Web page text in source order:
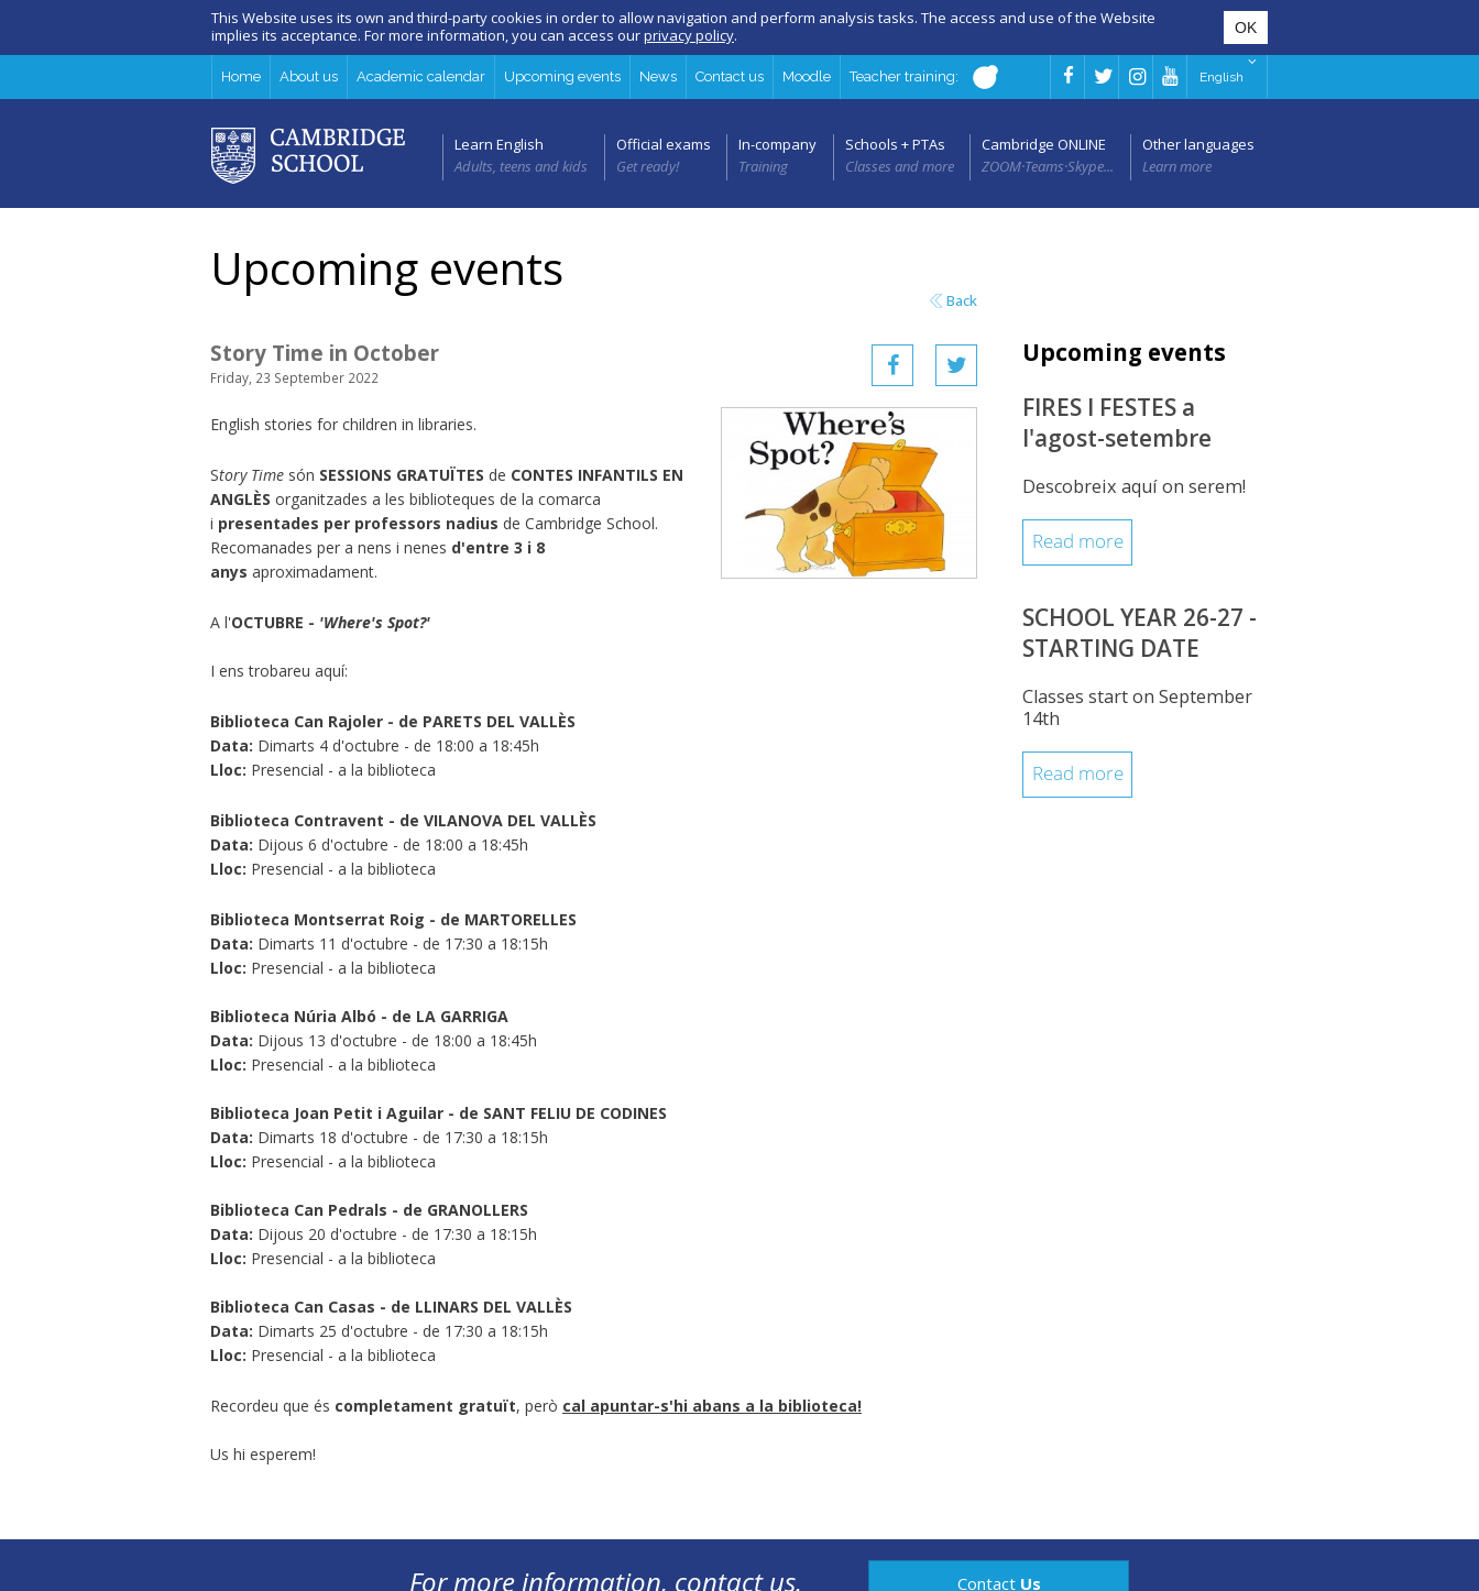
This Website uses its own and third-party cookies in order to allow navigation and perform analysis tasks. The access and use of the Website
implies its acceptance. For more information, you can access ourprivacy policy.
Home About us Academic calendar Upcoming events News Contact us Moodle Teacher training: English
Learn English
Adults, teens and kids
Official exams
Get ready!
In-company
Training
Schools + PTAs
Classes and more
Cambridge ONLINE
ZOOM·Teams·Skype...
Other languages
Learn more
Upcoming events
Back
Upcoming events
FIRES I FESTES a
l'agost-setembre
Descobreix aquí on serem!
Read more
SCHOOL YEAR 26-27 -
STARTING DATE
Classes start on September
14th
Read more
Story Time in October
Friday, 23 September 2022
English stories for children in libraries.
Story Time són SESSIONS GRATUÏTES de CONTES INFANTILS EN
ANGLÈS organitzades a les biblioteques de la comarca
i presentades per professors nadius de Cambridge School.
Recomanades per a nens i nenes d'entre 3 i 8
anys aproximadament.
A l'OCTUBRE - 'Where's Spot?'
I ens trobareu aquí:
Biblioteca Can Rajoler - de PARETS DEL VALLÈS
Data: Dimarts 4 d'octubre - de 18:00 a 18:45h
Lloc: Presencial - a la biblioteca
Biblioteca Contravent - de VILANOVA DEL VALLÈS
Data: Dijous 6 d'octubre - de 18:00 a 18:45h
Lloc: Presencial - a la biblioteca
Biblioteca Montserrat Roig - de MARTORELLES
Data: Dimarts 11 d'octubre - de 17:30 a 18:15h
Lloc: Presencial - a la biblioteca
Biblioteca Núria Albó - de LA GARRIGA
Data: Dijous 13 d'octubre - de 18:00 a 18:45h
Lloc: Presencial - a la biblioteca
Biblioteca Joan Petit i Aguilar - de SANT FELIU DE CODINES
Data: Dimarts 18 d'octubre - de 17:30 a 18:15h
Lloc: Presencial - a la biblioteca
Biblioteca Can Pedrals - de GRANOLLERS
Data: Dijous 20 d'octubre - de 17:30 a 18:15h
Lloc: Presencial - a la biblioteca
Biblioteca Can Casas - de LLINARS DEL VALLÈS
Data: Dimarts 25 d'octubre - de 17:30 a 18:15h
Lloc: Presencial - a la biblioteca
Recordeu que és completament gratuït, però cal apuntar-s'hi abans a la biblioteca!
Us hi esperem!
For more information, contact us. Contact Us